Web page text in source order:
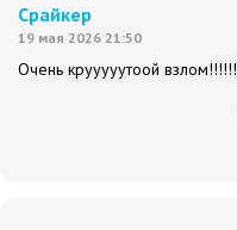
Срайкер
19 мая 2026 21:50
Очень крууууутоой взлом!!!!!!